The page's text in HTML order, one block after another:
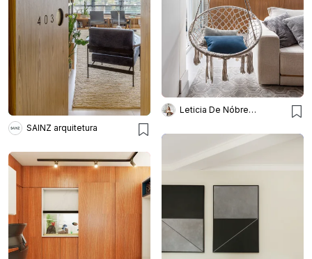
Leticia De Nóbrega Arquitetura
SAINZ arquitetura